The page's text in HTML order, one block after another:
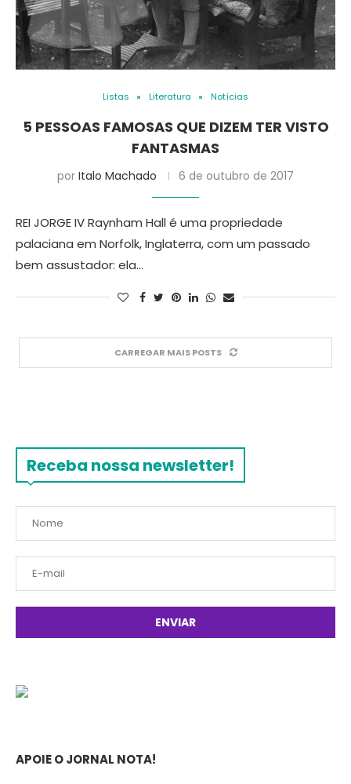
Listas Literatura Notícias
5 PESSOAS FAMOSAS QUE DIZEM TER VISTO
FANTASMAS
por Italo Machado 6 de outubro de 2017
REI JORGE IV Raynham Hall é uma propriedade
palaciana em Norfolk, Inglaterra, com um passado
bem assustador: ela…
CARREGAR MAIS POSTS
Receba nossa newsletter!
APOIE O JORNAL NOTA!